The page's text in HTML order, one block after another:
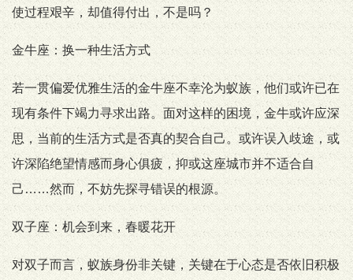
使过程艰辛，却值得付出，不是吗？
金牛座：换一种生活方式
若一贯偏爱优雅生活的金牛座不幸沦为蚁族，他们或许已在
现有条件下竭力寻求出路。面对这样的困境，金牛或许应深
思，当前的生活方式是否真的契合自己。或许误入歧途，或
许深陷绝望情感而身心俱疲，抑或这座城市并不适合自
己……然而，不妨先探寻错误的根源。
双子座：机会到来，春暖花开
对双子而言，蚁族身份非关键，关键在于心态是否依旧积极